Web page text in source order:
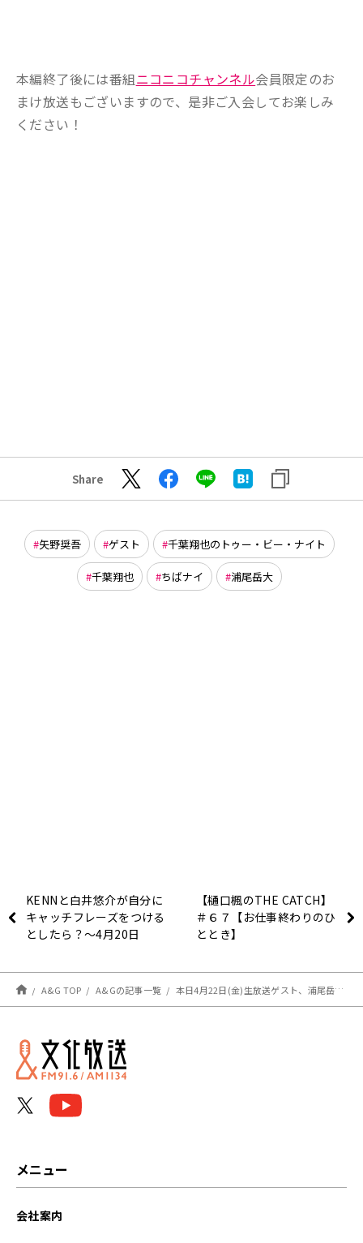
本編終了後には番組ニコニコチャンネル会員限定のお
まけ放送もございますので、是非ご入会してお楽しみ
ください！
Share
矢野奨吾 ゲスト 千葉翔也のトゥー・ビー・ナイト
千葉翔也 ちばナイ 浦尾岳大
KENNと白井悠介が自分に
キャッチフレーズをつける
としたら？～4月20日
RADIO」
【樋口楓のTHE CATCH】
＃６７【お仕事終わりのひ
ととき】
A&G TOP A&Gの記事一覧 本日4月22日(金)生放送ゲスト、浦尾岳大さん、矢野奨吾さんへのメール募集中！メールテーマは『僕たちに言って欲しいセリフ』千葉翔也のトゥー・ビー・ナイト
メニュー
会社案内